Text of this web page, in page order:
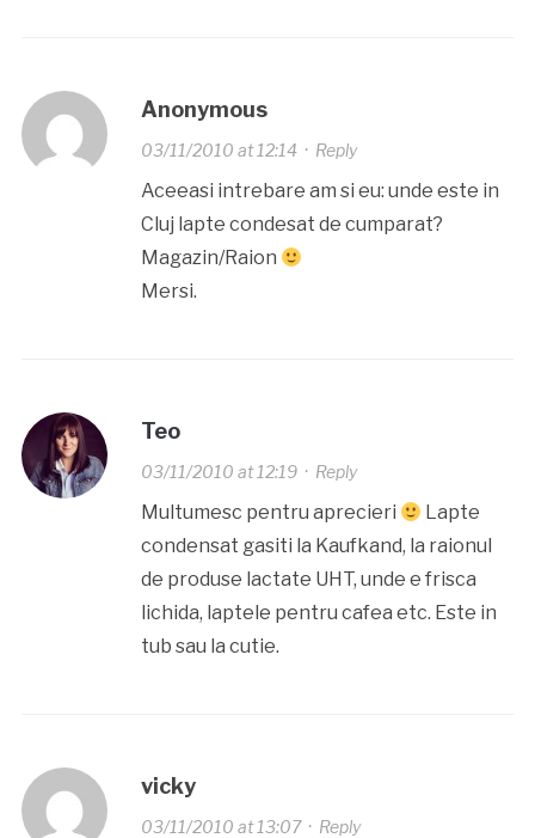
Anonymous
03/11/2010 at 12:14· Reply
Aceeasi intrebare am si eu: unde este in
Cluj lapte condesat de cumparat?
Magazin/Raion
Mersi.
Teo
03/11/2010 at 12:19· Reply
Multumesc pentru aprecieri
Lapte
condensat gasiti la Kaufkand, la raionul
de produse lactate UHT, unde e frisca
lichida, laptele pentru cafea etc. Este in
tub sau la cutie.
vicky
03/11/2010 at 13:07· Reply